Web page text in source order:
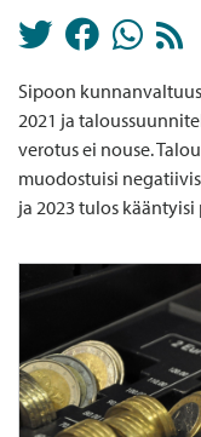
Sipoon
2021 ja
verotus ei nouse.
muodostuisi
ja 2023 tulos